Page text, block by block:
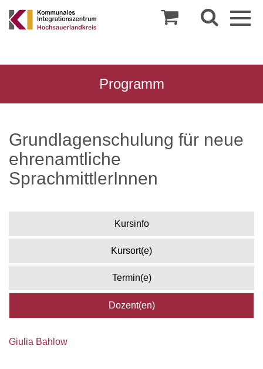
Programm
Grundlagenschulung für neue
ehrenamtliche
SprachmittlerInnen
Kursinfo
Kursort(e)
Termin(e)
Dozent(en)
Giulia Bahlow